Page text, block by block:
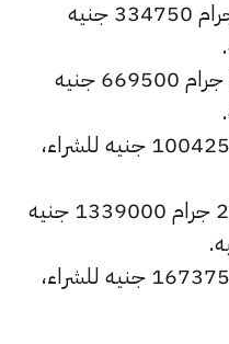
سعر الذهب عيار 21 وزن 50 جرام 334750 جنيه
سعر الذهب عيار 21 وزن 100 جرام 669500 جنيه
سعر عيار 21 وزن 150 جرام 1004250 جنيه للشراء،
أسعار الذهب عيار 21 وزن 200 جرام 1339000 جنيه
سعر عيار 21 وزن 250 جرام 1673750 جنيه للشراء،